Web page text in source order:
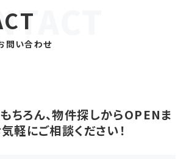
問い合わせ
ちろん、物件探しからOPENま
気軽にご相談ください！